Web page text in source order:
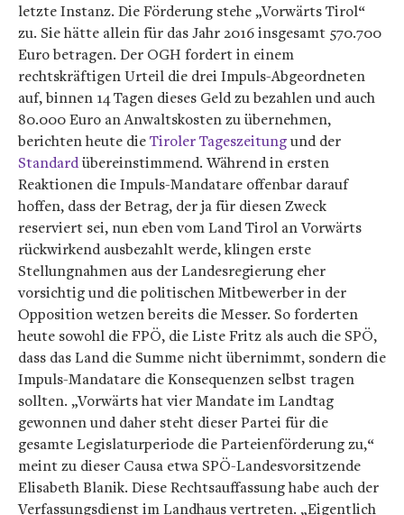
letzte Instanz. Die Förderung stehe „Vorwärts Tirol“
zu. Sie hätte allein für das Jahr 2016 insgesamt 570.700
Euro betragen. Der OGH fordert in einem
rechtskräftigen Urteil die drei Impuls-Abgeordneten
auf, binnen 14 Tagen dieses Geld zu bezahlen und auch
80.000 Euro an Anwaltskosten zu übernehmen,
berichten heute dieTiroler Tageszeitungund der
Standardübereinstimmend. Während in ersten
Reaktionen die Impuls-Mandatare offenbar darauf
hoffen, dass der Betrag, der ja für diesen Zweck
reserviert sei, nun eben vom Land Tirol an Vorwärts
rückwirkend ausbezahlt werde, klingen erste
Stellungnahmen aus der Landesregierung eher
vorsichtig und die politischen Mitbewerber in der
Opposition wetzen bereits die Messer. So forderten
heute sowohl die FPÖ, die Liste Fritz als auch die SPÖ,
dass das Land die Summe nicht übernimmt, sondern die
Impuls-Mandatare die Konsequenzen selbst tragen
sollten. „Vorwärts hat vier Mandate im Landtag
gewonnen und daher steht dieser Partei für die
gesamte Legislaturperiode die Parteienförderung zu,“
meint zu dieser Causa etwa SPÖ-Landesvorsitzende
Elisabeth Blanik. Diese Rechtsauffassung habe auch der
Verfassungsdienst im Landhaus vertreten. „Eigentlich